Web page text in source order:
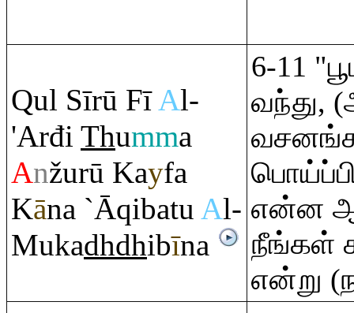
Qul Sīrū FīAl-
'Arđi Thumma
Anžurū Kayfa
Kāna `Āqibatu Al-
Mukadhdhibīna
6-11
வந்து,
என்ன
நீங்கள்
என்று